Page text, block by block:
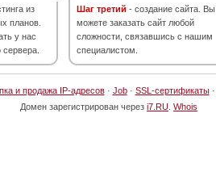
из
планов.
у нас
Шаг третий - создание сайта. Вы
можете заказать сайт любой
сложности, связавшись с нашим
специалистом.
и продажа IP-адресов· Job· SSL-сертификаты·
Домен зарегистрирован через i7.RU Whois